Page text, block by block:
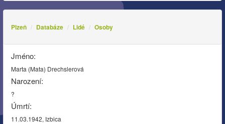
Plzeň Databáze Lidé Osoby
Jméno:
Marta (Mata) Drechslerová
Narození:
?
Úmrtí:
11.03.1942, Izbica